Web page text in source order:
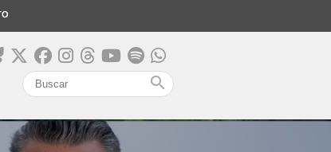
search